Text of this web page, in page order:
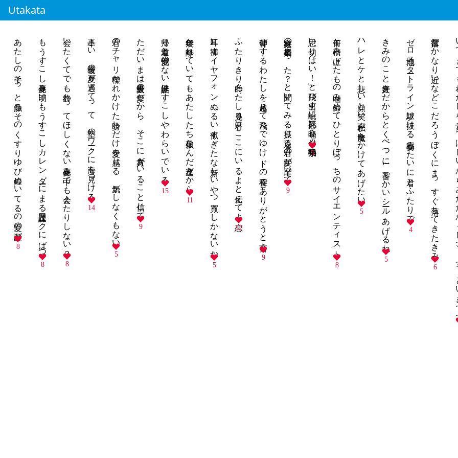
Utakata
いつまでも
落雷だかなり近いなどこだろう ぼくにまっすぐ落ちてきたきみ
6
ゼロ地点スタートライン駆け抜ける 稲妻みたいに君とふたりで
4
きみのこと大好きだからとくべつに1番でかいシールあげるね
5
ハレとケと悲しい顔と笑い声 私が魔法をかけてあげたい
5
何千と積み上げたもの噛み締めてひとりぼっちのサイエンティスト
8
思い切り「はい！」と飛び出す眦に必死に噛み付く拍手喝采
5
家庭科の授業あった？と聞いてみる振り返る君の髪が靡いて
9
背伸びするわたしを越えて飛んでゆけ ドの音程でありがとうと言う
9
ふたりきり時々わたし見る君にここにいるよと伝えてよ恋
12
耳に挿すイヤフォンぬるい似すぎたな新しいやつ買うしかないか
5
幾年か離れていてもあたしたち最強なんだ友達だから
11
帰り道君と他愛のない話世界はすこしやわらいでいる
15
ただいまは最大級の愛だから そこに貴方がいること信じて
9
君のチャリ轢かれかけた時少しだけ愛を感じる、気がしなくもない
5
十三さい 最後の夏が過ぎてって 塾のワークに海を見つける
14
会いたくてでも終わってほしくない夏休み中でも会えたりしない？
8
もうすこし夏休み明けもうすこしカレンダーにまる課題ワークにばつ
8
あたしの手そっと触るそのくすりゆび煌めいてるの愛の証が
8